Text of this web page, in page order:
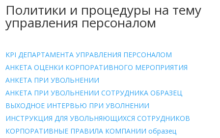
Политики и процедуры на тему
управления персоналом
KPI ДЕПАРТАМЕНТА УПРАВЛЕНИЯ ПЕРСОНАЛОМ
АНКЕТА ОЦЕНКИ КОРПОРАТИВНОГО МЕРОПРИЯТИЯ
АНКЕТА ПРИ УВОЛЬНЕНИИ
АНКЕТА ПРИ УВОЛЬНЕНИИ СОТРУДНИКА ОБРАЗЕЦ
ВЫХОДНОЕ ИНТЕРВЬЮ ПРИ УВОЛНЕНИИ
ИНСТРУКЦИЯ ДЛЯ УВОЛЬНЯЮЩИХСЯ СОТРУДНИКОВ
КОРПОРАТИВНЫЕ ПРАВИЛА КОМПАНИИ образец